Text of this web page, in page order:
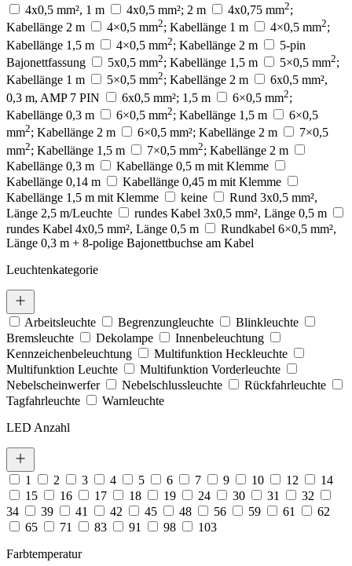
4x0,5 mm², 1 m
4x0,5 mm²; 2 m 4x0,75 mm2;
Kabellänge 2 m
4×0,5 mm2; Kabellänge 1 m 4×0,5 mm2;
Kabellänge 1,5 m
4×0,5 mm2; Kabellänge 2 m
5-pin
Bajonettfassung
5x0,5 mm2; Kabellänge 1,5 m 5×0,5 mm2;
Kabellänge 1 m
5×0,5 mm2; Kabellänge 2 m
6x0,5 mm²,
0,3 m, AMP 7 PIN
6x0,5 mm²; 1,5 m 6×0,5 mm2;
Kabellänge 0,3 m
6×0,5 mm2; Kabellänge 1,5 m
6×0,5
mm2; Kabellänge 2 m 6×0,5 mm²; Kabellänge 2 m
7×0,5
mm2; Kabellänge 1,5 m 7×0,5 mm2; Kabellänge 2 m
Kabellänge 0,3 m
Kabellänge 0,5 m mit Klemme
Kabellänge 0,14 m
Kabellänge 0,45 m mit Klemme
Kabellänge 1,5 m mit Klemme
keine
Rund 3x0,5 mm²,
Länge 2,5 m/Leuchte
rundes Kabel 3x0,5 mm², Länge 0,5 m
rundes Kabel 4x0,5 mm², Länge 0,5 m
Rundkabel 6×0,5 mm²,
Länge 0,3 m + 8-polige Bajonettbuchse am Kabel
Leuchtenkategorie
Arbeitsleuchte Begrenzungleuchte
Blinkleuchte
Bremsleuchte
Dekolampe
Innenbeleuchtung
Kennzeichenbeleuchtung
Multifunktion Heckleuchte
Multifunktion Leuchte
Multifunktion Vorderleuchte
Nebelscheinwerfer
Nebelschlussleuchte
Rückfahrleuchte
Tagfahrleuchte
Warnleuchte
LED Anzahl
1 2 3 4 5 6 7 9 10 12
14
15
16 17 18 19 24 30 31
32
34
39 41 42 45 48 56 59 61
62
65
71 83 91 98
103
Farbtemperatur